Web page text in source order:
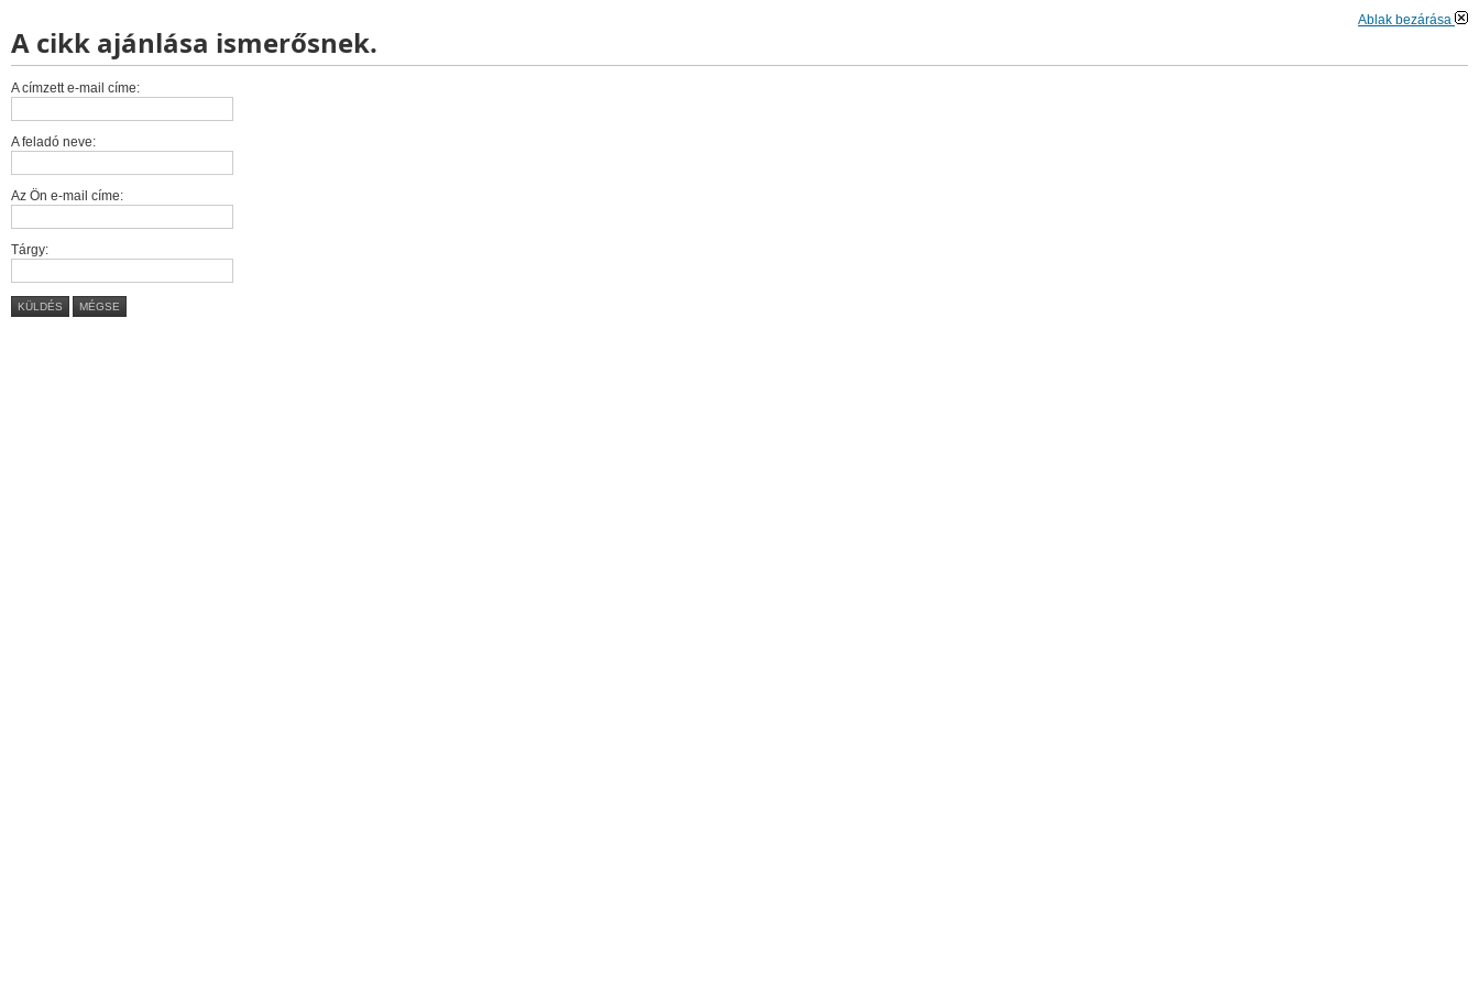
Ablak bezárása
A cikk ajánlása ismerősnek.
A címzett e-mail címe:
A feladó neve:
Az Ön e-mail címe:
Tárgy:
KÜLDÉS MÉGSE